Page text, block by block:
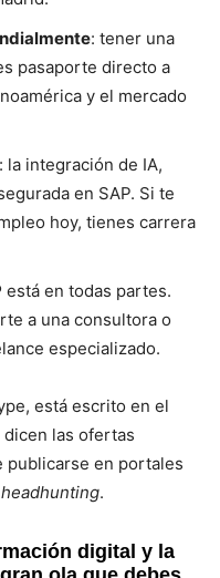
: tener una
pasaporte directo a
y el mercado
: la integración de IA,
en SAP. Si te
hoy, tienes carrera
está en todas partes.
a una consultora o
especializado.
está escrito en el
las ofertas
publicarse en portales
headhunting.
digital y la